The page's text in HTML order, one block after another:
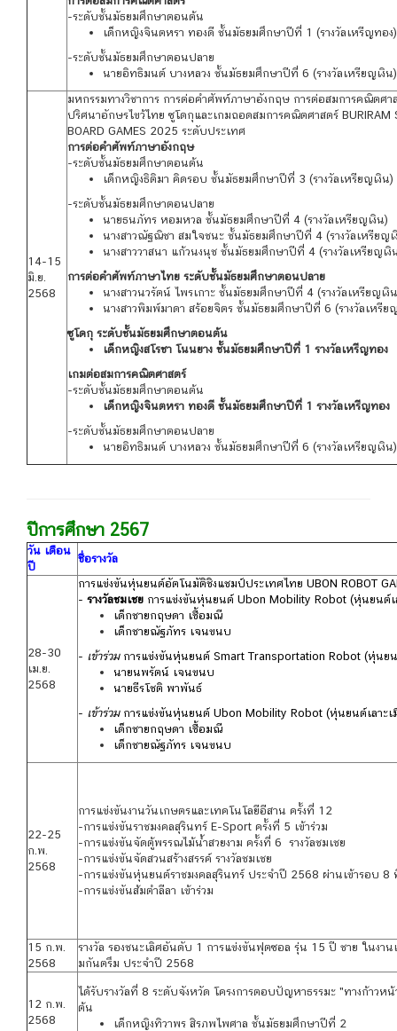
-ระดับชั้นมัธยมศึกษาตอนต้น
เด็กหญิงจินตหรา ทองดี ชั้นมัธยมศึกษาปีที่ 1 (รางวัลเหรีญทอง)
-ระดับชั้นมัธยมศึกษาตอนปลาย
นายอิทธิมนต์ บางหลวง ชั้นมัธยมศึกษาปีที่ 6 (รางวัลเหรียญเงิน)
14-15
มิ.ย.
2568
มหกรรมทางวิชาการ การต่อคําศัพท์ภาษาอังกฤษ การต่อสมการคณิตศ
ปริศนาอักษรไขว้ไทย ซูโดกุและเกมถอดสมการคณิตศาสตร์ BURIRAM
BOARD GAMES 2025 ระดับประเทศ
การต่อคําศัพท์ภาษาอังกฤษ
-ระดับชั้นมัธยมศึกษาตอนต้น
เด็กหญิงธิติมา คิดรอบ ชั้นมัธยมศึกษาปีที่ 3 (รางวัลเหรียญเงิน)
-ระดับชั้นมัธยมศึกษาตอนปลาย
นายธนภัทร หอมหวล ชั้นมัธยมศึกษาปีที่ 4 (รางวัลเหรียญเงิน)
นางสาวณัฐณิชา สมใจชนะ ชั้นมัธยมศึกษาปีที่ 4 (รางวัลเหรียญเ
นางสาววาสนา แก้วนงนุช ชั้นมัธยมศึกษาปีที่ 4 (รางวัลเหรียญเงิ
การต่อคําศัพท์ภาษาไทย ระดับชั้นมัธยมศึกษาตอนปลาย
นางสาวนวรัตน์ ไพรเกาะ ชั้นมัธยมศึกษาปีที่ 4 (รางวัลเหรียญเงิน
นางสาวพิมพ์มาดา สร้อยจิตร ชั้นมัธยมศึกษาปีที่ 6 (รางวัลเหรีย
ซูโดกุ ระดับชั้นมัธยมศึกษาตอนต้น
เด็กหญิงสโรชา โนนยาง ชั้นมัธยมศึกษาปีที่ 1 รางวัลเหรีญทอง
เกมต่อสมการคณิตศาสตร์
-ระดับชั้นมัธยมศึกษาตอนต้น
เด็กหญิงจินตหรา ทองดี ชั้นมัธยมศึกษาปีที่ 1 รางวัลเหรีญทอง
-ระดับชั้นมัธยมศึกษาตอนปลาย
นายอิทธิมนต์ บางหลวง ชั้นมัธยมศึกษาปีที่ 6 (รางวัลเหรียญเงิน)
ปีการศึกษา 2567
วัน เดือน
ปี
ชื่อรางวัล
28-30
เม.ย.
2568
การแข่งขันหุ่นยนต์อัตโนมัติชิงแชมป์ประเทศไทย UBON ROBOT
- รางวัลชมเชย การแข่งขันหุ่นยนต์ Ubon Mobility Robot (หุ่นยนต์เ
เด็กชายกฤษดา เชื้อมณี
เด็กชายณัฐภัทร เจนขนบ
- เข้าร่วมการแข่งขันหุ่นยนต์ Smart Transportation Robot (หุ่นย
นายนพรัตน์ เจนขนบ
นายธีรโชติ พาพันธ์
- เข้าร่วมการแข่งขันหุ่นยนต์ Ubon Mobility Robot (หุ่นยนต์เลาะเ
เด็กชายกฤษดา เชื้อมณี
เด็กชายณัฐภัทร เจนขนบ
22-25
ก.พ.
2568
การแข่งขันงานวันเกษตรและเทคโนโลยีอีสาน ครั้งที่ 12
-การแข่งขันราชมงคลสุรินทร์ E-Sport ครั้งที่ 5 เข้าร่วม
-การแข่งขันจัดตู้พรรณไม้น้ำสวยงาม ครั้งที่ 6 รางวัลชมเชย
-การแข่งขันจัดสวนสร้างสรรค์ รางวัลชมเชย
-การแข่งขันหุ่นยนต์ราชมงคลสุรินทร์ ประจำปี 2568 ผ่านเข้ารอบ 8
-การแข่งขันส้มตำลีลา เข้าร่วม
15 ก.พ.
2568
รางวัล รองชนะเลิศอันดับ 1 การแข่งขันฟุตซอล รุ่น 15 ปี ชาย ในงา
มกันตรึม ประจำปี 2568
12 ก.พ.
2568
ได้รับรางวัลที่ 8 ระดับจังหวัด โครงการตอบปัญหาธรรมะ "ทางก้าว
ต้น
เด็กหญิงทิวาพร สิรภพไพศาล ชั้นมัธยมศึกษาปีที่ 2